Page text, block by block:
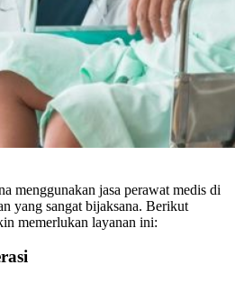
menggunakan jasa perawat medis di
yang sangat bijaksana. Berikut
memerlukan layanan ini: